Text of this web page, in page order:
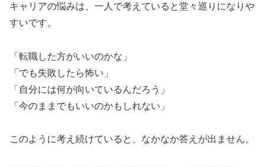
キャリアの悩みは、一人で考えていると堂々巡りになりや
すいです。
「転職した方がいいのかな」
「でも失敗したら怖い」
「自分には何が向いているんだろう」
「今のままでもいいのかもしれない」
このように考え続けていると、なかなか答えが出ません。